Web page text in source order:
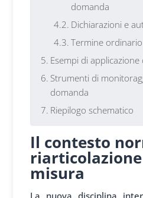
domanda
Dichiarazioni e
Termine
Esempi di applicazione
Strumenti di
domanda
Riepilogo schematico
Il contesto
misura